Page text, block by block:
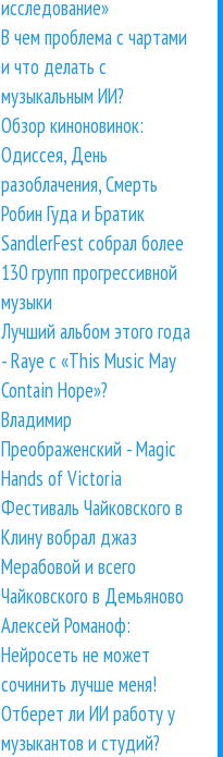
исследование»
В чем проблема с чартами
и что делать с
музыкальным ИИ?
Обзор киноновинок:
Одиссея, День
разоблачения, Смерть
Робин Гуда и Братик
SandlerFest собрал более
130 групп прогрессивной
музыки
Лучший альбом этого года
- Raye с «This Music May
Contain Hope»?
Владимир
Преображенский - Magic
Hands of Victoria
Фестиваль Чайковского в
Клину вобрал джаз
Мерабовой и всего
Чайковского в Демьяново
Алексей Романоф:
Нейросеть не может
сочинить лучше меня!
Отберет ли ИИ работу у
музыкантов и студий?